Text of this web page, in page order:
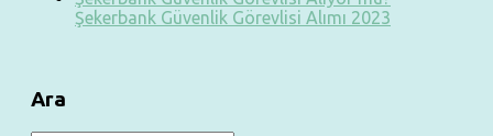
Şekerbank Güvenlik Görevlisi Alımı 2023
Ara